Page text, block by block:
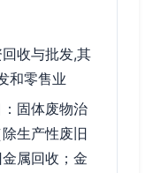
收与批发,其
和零售业
固体废物治
生产性废旧
属回收；金